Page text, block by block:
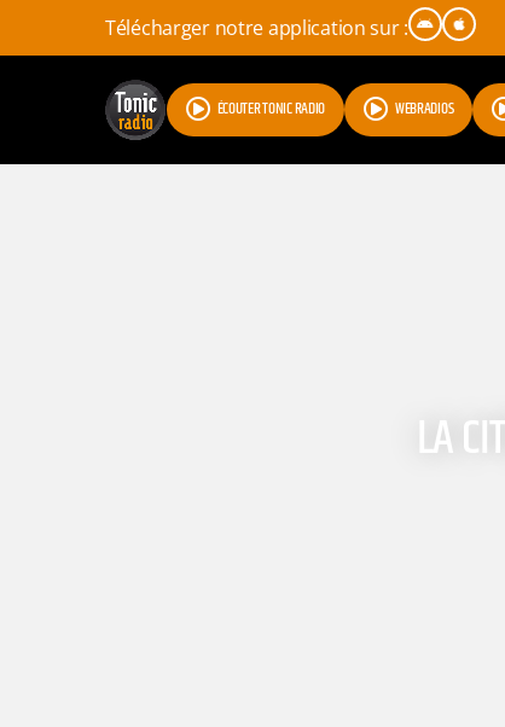
Télécharger notre application sur :
ÉCOUTER TONIC RADIO WEBRADIOS
LA